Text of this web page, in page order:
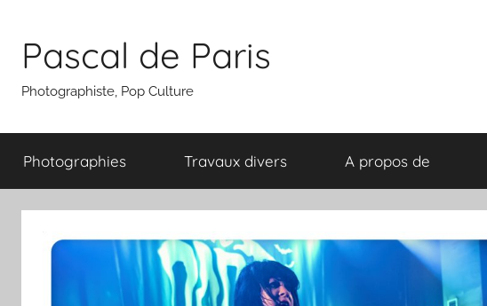
contenu
Pascal de Paris
Photographiste, Pop Culture
Photographies Travaux divers A propos de